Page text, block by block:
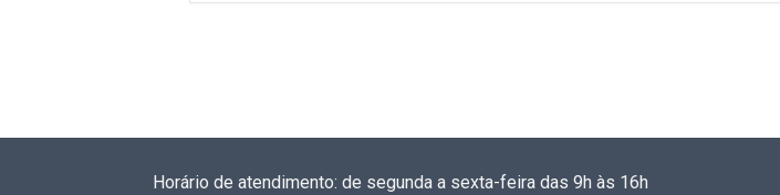
Horário de atendimento: de segunda a sexta-feira das 9h às 16h